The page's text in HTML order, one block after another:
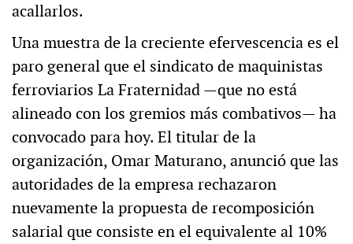
acallarlos.
Una muestra de la creciente efervescencia es el
paro general que el sindicato de maquinistas
ferroviarios La Fraternidad —que no está
alineado con los gremios más combativos— ha
convocado para hoy. El titular de la
organización, Omar Maturano, anunció que las
autoridades de la empresa rechazaron
nuevamente la propuesta de recomposición
salarial que consiste en el equivalente al 10%